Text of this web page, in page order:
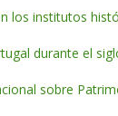
los institutos
durante el
sobre